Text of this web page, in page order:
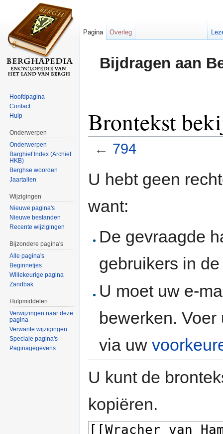
Bijdragen aan
Brontekst
← 794
U hebt geen
want:
De gevraagde
gebruikers in
U moet uw e-
bewerken.
via uw
U kunt de
kopiëren.
Pagina Overleg
Hoofdpagina
Contact
Hulp
Onderwerpen
Onderwerpen
Barghief Index (Archief
HKB)
Berghse woorden
Jaartallen
Wijzigingen
Nieuwe pagina's
Nieuwe bestanden
Recente wijzigingen
Bijzondere pagina's
Alle pagina's
Beginnetjes
Willekeurige pagina
Zandbak
Hulpmiddelen
Verwijzingen naar deze
pagina
Verwante wijzigingen
Speciale pagina's
Paginagegevens